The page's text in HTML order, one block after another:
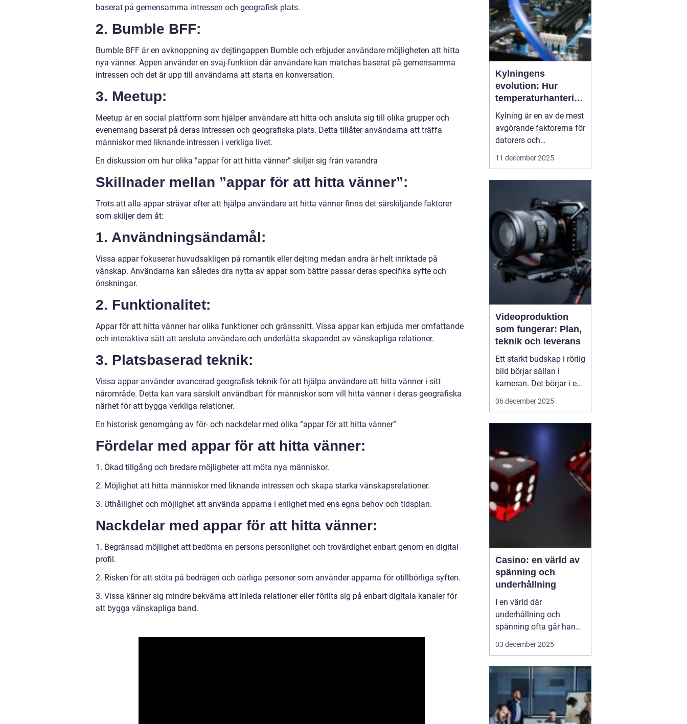
baserat på gemensamma intressen och geografisk plats.
2. Bumble BFF:
Bumble BFF är en avknoppning av dejtingappen Bumble och erbjuder användare möjligheten att hitta
nya vänner. Appen använder en svaj-funktion där användare kan matchas baserat på gemensamma
intressen och det är upp till användarna att starta en konversation.
3. Meetup:
Meetup är en social plattform som hjälper användare att hitta och ansluta sig till olika grupper och
evenemang baserat på deras intressen och geografiska plats. Detta tillåter användarna att träffa
människor med liknande intressen i verkliga livet.
En diskussion om hur olika ”appar för att hitta vänner” skiljer sig från varandra
Skillnader mellan ”appar för att hitta vänner”:
Trots att alla appar strävar efter att hjälpa användare att hitta vänner finns det särskiljande faktorer
som skiljer dem åt:
1. Användningsändamål:
Vissa appar fokuserar huvudsakligen på romantik eller dejting medan andra är helt inriktade på
vänskap. Användarna kan således dra nytta av appar som bättre passar deras specifika syfte och
önskningar.
2. Funktionalitet:
Appar för att hitta vänner har olika funktioner och gränssnitt. Vissa appar kan erbjuda mer omfattande
och interaktiva sätt att ansluta användare och underlätta skapandet av vänskapliga relationer.
3. Platsbaserad teknik:
Vissa appar använder avancerad geografisk teknik för att hjälpa användare att hitta vänner i sitt
närområde. Detta kan vara särskilt användbart för människor som vill hitta vänner i deras geografiska
närhet för att bygga verkliga relationer.
En historisk genomgång av för- och nackdelar med olika ”appar för att hitta vänner”
Fördelar med appar för att hitta vänner:
1. Ökad tillgång och bredare möjligheter att möta nya människor.
2. Möjlighet att hitta människor med liknande intressen och skapa starka vänskapsrelationer.
3. Uthållighet och möjlighet att använda apparna i enlighet med ens egna behov och tidsplan.
Nackdelar med appar för att hitta vänner:
1. Begränsad möjlighet att bedöma en persons personlighet och trovärdighet enbart genom en digital
profil.
2. Risken för att stöta på bedrägeri och oärliga personer som använder apparna för otillbörliga syften.
3. Vissa känner sig mindre bekväma att inleda relationer eller förlita sig på enbart digitala kanaler för
att bygga vänskapliga band.
Kylningens
evolution: Hur
temperaturhantering
formar prestanda
och design
Kylning är en av de mest
avgörande faktorerna för
datorers och
elektronikkomponenters
bara livslängden på
processorer och
grafikkort...
11 december 2025
Videoproduktion
som fungerar: Plan,
teknik och leverans
Ett starkt budskap i rörlig
bild börjar sällan i
kameran. Det börjar i en
tydlig plan. När företag
handlar det om att knyta
teknik och distribution.
D&ari...
06 december 2025
Casino: en värld av
spänning och
underhållning
I en värld där
underhållning och
spänning ofta går hand i
hand, framstår casinon
kombineras för att
skapa oförglömliga
upplevelser. Från de
glitt...
03 december 2025